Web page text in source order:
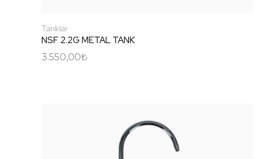
Tanklar
NSF 2.2G METAL TANK
3.550,00₺